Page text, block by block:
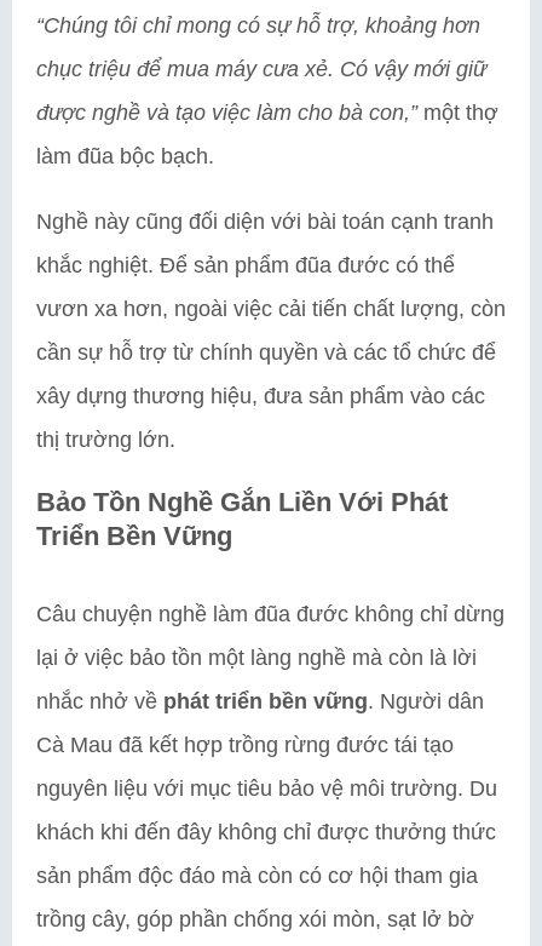
“Chúng tôi chỉ mong có sự hỗ trợ, khoảng hơn
chục triệu để mua máy cưa xẻ. Có vậy mới giữ
được nghề và tạo việc làm cho bà con,”một thợ
làm đũa bộc bạch.
Nghề này cũng đối diện với bài toán cạnh tranh
khắc nghiệt. Để sản phẩm đũa đước có thể
vươn xa hơn, ngoài việc cải tiến chất lượng, còn
cần sự hỗ trợ từ chính quyền và các tổ chức để
xây dựng thương hiệu, đưa sản phẩm vào các
thị trường lớn.
Bảo Tồn Nghề Gắn Liền Với Phát
Triển Bền Vững
Câu chuyện nghề làm đũa đước không chỉ dừng
lại ở việc bảo tồn một làng nghề mà còn là lời
nhắc nhở về phát triển bền vững. Người dân
Cà Mau đã kết hợp trồng rừng đước tái tạo
nguyên liệu với mục tiêu bảo vệ môi trường. Du
khách khi đến đây không chỉ được thưởng thức
sản phẩm độc đáo mà còn có cơ hội tham gia
trồng cây, góp phần chống xói mòn, sạt lở bờ